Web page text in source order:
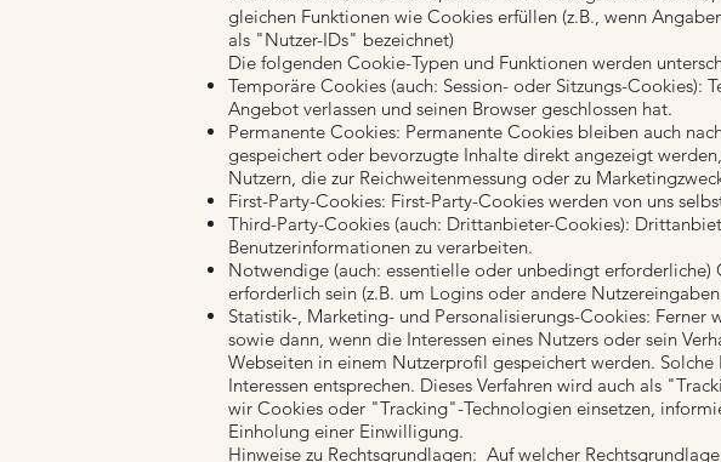
gleichen Funktionen wie Cookies erfüllen (z.B., wenn
als "Nutzer-IDs" bezeichnet)
Die folgenden Cookie-Typen und Funktionen werden
Temporäre Cookies (auch: Session- oder Sitzungs-
Angebot verlassen und seinen Browser geschlossen hat.
Permanente Cookies: Permanente Cookies bleiben auch
gespeichert oder bevorzugte Inhalte direkt angezeigt
Nutzern, die zur Reichweitenmessung oder zu
First-Party-Cookies: First-Party-Cookies werden von uns
Third-Party-Cookies (auch: Drittanbieter-Cookies):
Benutzerinformationen zu verarbeiten.
Notwendige (auch: essentielle oder unbedingt
erforderlich sein (z.B. um Logins oder andere
Statistik-, Marketing- und Personalisierungs-Cookies:
sowie dann, wenn die Interessen eines Nutzers oder sein
Webseiten in einem Nutzerprofil gespeichert werden.
Interessen entsprechen. Dieses Verfahren wird auch als
wir Cookies oder "Tracking"-Technologien einsetzen,
Einholung einer Einwilligung.
Hinweise zu Rechtsgrundlagen: Auf welcher